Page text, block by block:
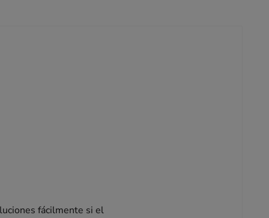
fácilmente si el